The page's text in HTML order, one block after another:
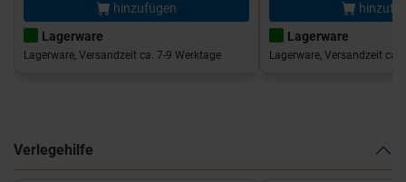
hinzufügen
Lagerware
Lagerware, Versandzeit ca. 7-9 Werktage
Lagerware
Lagerware, Versandzeit ca.
Verlegehilfe